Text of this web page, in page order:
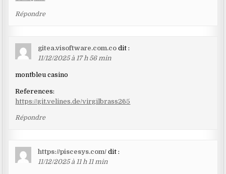
Répondre
gitea.visoftware.com.co dit :
11/12/2025 à 17 h 56 min
montbleu casino
References:
https://git.velines.de/virgilbrass265
Répondre
https://piscesys.com/ dit :
11/12/2025 à 11 h 11 min